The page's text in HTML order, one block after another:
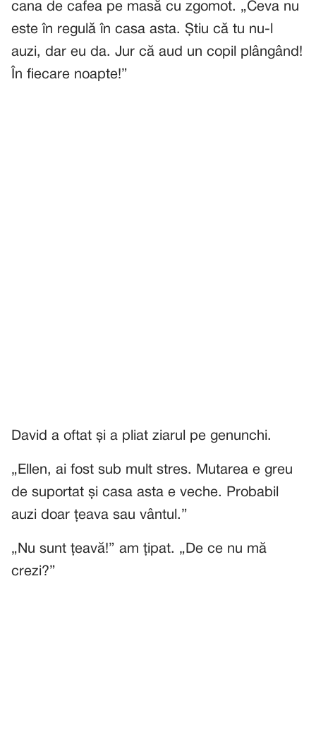
cana de cafea pe masă cu zgomot. „Ceva nu
este în regulă în casa asta. Știu că tu nu-l
auzi, dar eu da. Jur că aud un copil plângând!
În fiecare noapte!”
David a oftat și a pliat ziarul pe genunchi.
„Ellen, ai fost sub mult stres. Mutarea e greu
de suportat și casa asta e veche. Probabil
auzi doar țeava sau vântul.”
„Nu sunt țeavă!” am țipat. „De ce nu mă
crezi?”